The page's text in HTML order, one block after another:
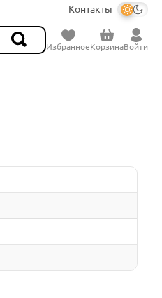
Контакты
ИзбранноеКорзинаВойти